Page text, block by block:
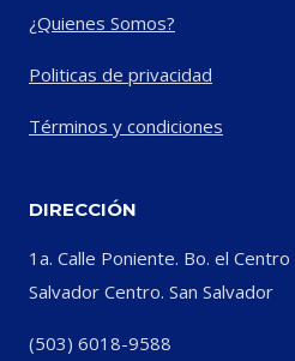
¿Quienes Somos?
Politicas de privacidad
Términos y condiciones
DIRECCIÓN
1a. Calle Poniente. Bo. el
Salvador Centro. San Salvador
(503) 6018-9588